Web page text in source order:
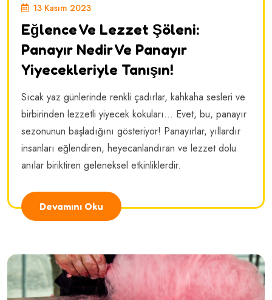
13 Kasım 2023
Eğlence Ve Lezzet Şöleni:
Panayır Nedir Ve Panayır
Yiyecekleriyle Tanışın!
Sıcak yaz günlerinde renkli çadırlar, kahkaha sesleri ve
birbirinden lezzetli yiyecek kokuları… Evet, bu, panayır
sezonunun başladığını gösteriyor! Panayırlar, yıllardır
insanları eğlendiren, heyecanlandıran ve lezzet dolu
anılar biriktiren geleneksel etkinliklerdir.
Devamını Oku